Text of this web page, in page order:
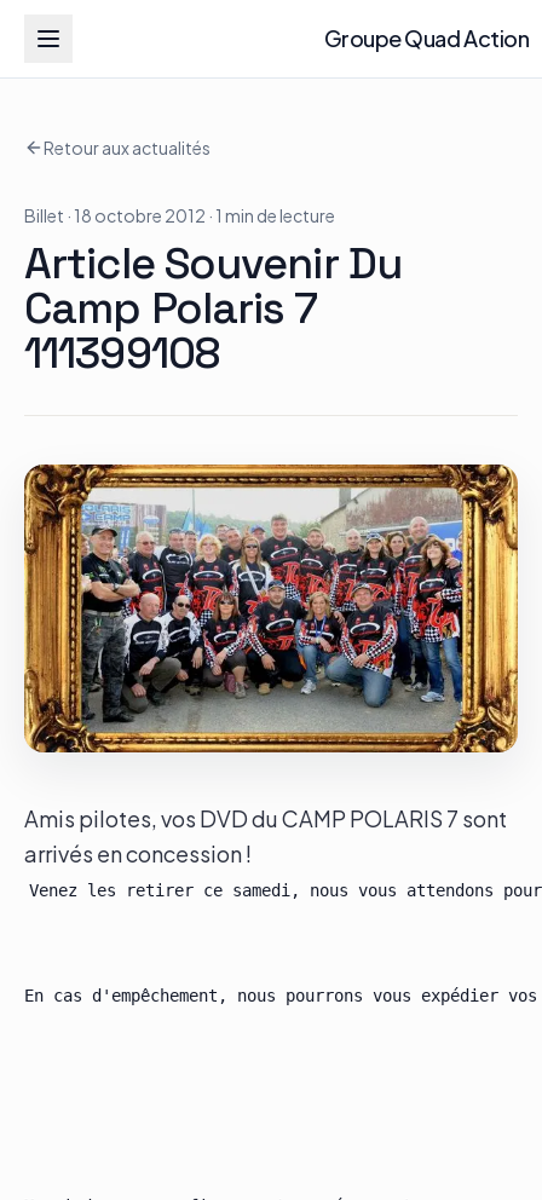
Groupe Quad Action
Accueil
RZR
ATV
RGR
Actualités
Le groupe
Contact
Retour aux actualités
Billet · 18 octobre 2012 · 1 min de lecture
Article Souvenir Du
Camp Polaris 7
111399108
Amis pilotes, vos DVD du CAMP POLARIS 7 sont
arrivés en concession !
Venez les retirer ce samedi, nous vous attendons
En cas d'empêchement, nous pourrons vous expédier vos